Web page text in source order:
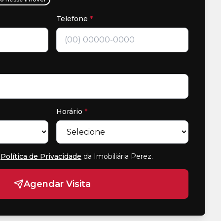
Telefone *
Horário *
Política de Privacidade da Imobiliária Perez.
Agendar Visita